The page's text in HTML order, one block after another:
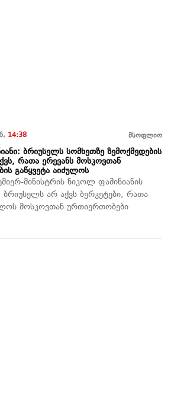
14:38 მსოფლიო
ბრიუსელს სომხეთზე ზემოქმედების
რათა ერევანს მოსკოვთან
გაწყვეტა აიძულოს
მინისტრის ნიკოლ ფაშინიანის
ბრიუსელს არ აქვს ბერკეტები, რათა
მოსკოვთან ურთიერთობები